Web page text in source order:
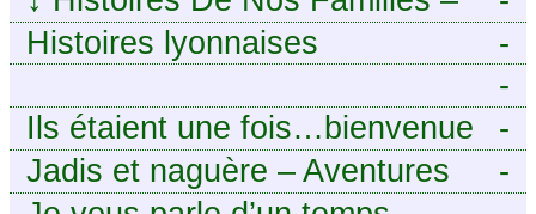
Blog de généalogie
-
Histoires lyonnaises
-
https://
-
Ils étaient une fois…bienvenue
chez mes ancêtres. – Une
histoire tourangelle, mais pas
-
Jadis et naguère – Aventures